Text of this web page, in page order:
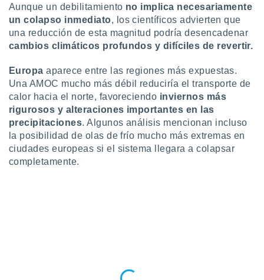
e
publicidad
publicidad
de
Aunque un debilitamiento no implica necesariamente
un colapso inmediato, los científicos advierten que
una reducción de esta magnitud podría desencadenar
cambios climáticos profundos y difíciles de revertir.
Europa aparece entre las regiones más expuestas.
Una AMOC mucho más débil reduciría el transporte de
calor hacia el norte, favoreciendo inviernos más
rigurosos y alteraciones importantes en las
precipitaciones. Algunos análisis mencionan incluso
la posibilidad de olas de frío mucho más extremas en
ciudades europeas si el sistema llegara a colapsar
completamente.